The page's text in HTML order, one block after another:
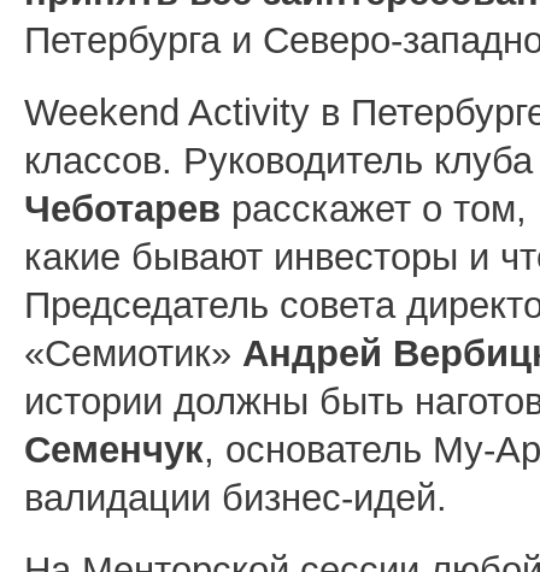
Петербурга и Северо-
Weekend Activity в
классов. Руководитель
Чеботарев расскажет о том,
какие бывают инвесторы и
Председатель совета
«Семиотик» Андрей
истории должны быть
Семенчук, основатель My-
валидации бизнес-идей.